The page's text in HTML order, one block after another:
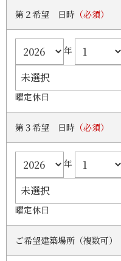
第２希望 日時 （必須）
年
曜定休日
第３希望 日時 （必須）
年
曜定休日
ご希望建築場所（複数可）